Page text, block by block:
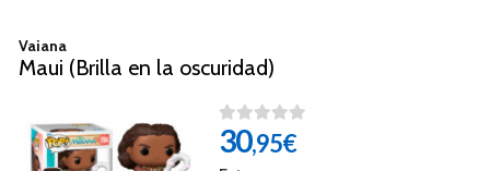
Vaiana
Maui (Brilla en la oscuridad)
30,95€